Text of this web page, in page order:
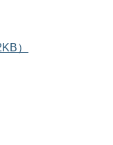
）